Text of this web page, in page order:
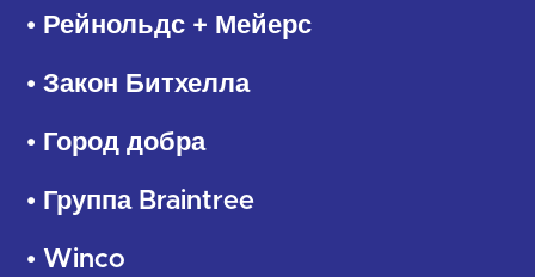
• Рейнольдс + Мейерс
• Закон Битхелла
• Город добра
• Группа Braintree
• Winco